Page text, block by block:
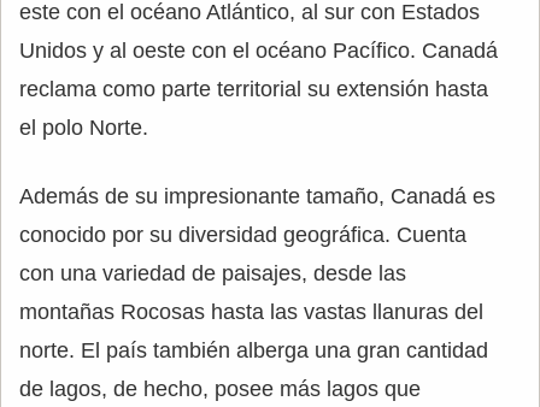
este con el océano Atlántico, al sur con Estados
Unidos y al oeste con el océano Pacífico. Canadá
reclama como parte territorial su extensión hasta
el polo Norte.
Además de su impresionante tamaño, Canadá es
conocido por su diversidad geográfica. Cuenta
con una variedad de paisajes, desde las
montañas Rocosas hasta las vastas llanuras del
norte. El país también alberga una gran cantidad
de lagos, de hecho, posee más lagos que